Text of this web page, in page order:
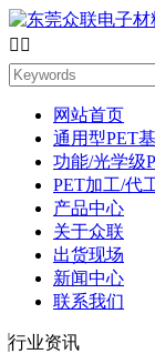
 
网站首页
通用型PET
功能/光学级
PET加工/代
产品中心
关于众联
出货现场
新闻中心
联系我们
行业资讯